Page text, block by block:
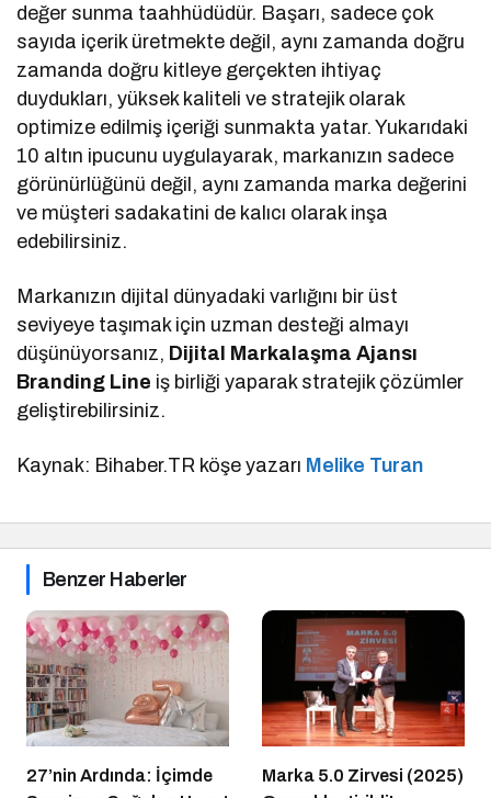
değer sunma taahhüdüdür. Başarı, sadece çok
sayıda içerik üretmekte değil, aynı zamanda doğru
zamanda doğru kitleye gerçekten ihtiyaç
duydukları, yüksek kaliteli ve stratejik olarak
optimize edilmiş içeriği sunmakta yatar. Yukarıdaki
10 altın ipucunu uygulayarak, markanızın sadece
görünürlüğünü değil, aynı zamanda marka değerini
ve müşteri sadakatini de kalıcı olarak inşa
edebilirsiniz.
Markanızın dijital dünyadaki varlığını bir üst
seviyeye taşımak için uzman desteği almayı
düşünüyorsanız, Dijital Markalaşma Ajansı
Branding Line iş birliği yaparak stratejik çözümler
geliştirebilirsiniz.
Kaynak: Bihaber.TR köşe yazarı Melike Turan
Benzer Haberler
27’nin Ardında: İçimde
Marka 5.0 Zirvesi (2025)